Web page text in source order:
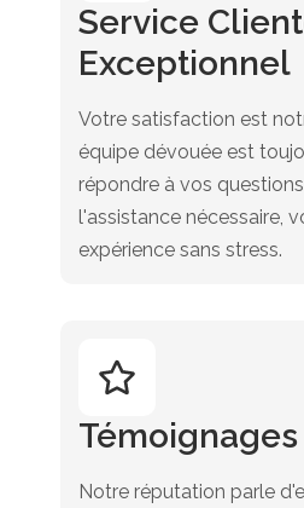
Service
Exceptionnel
Votre satisfaction est
équipe dévouée est
répondre à vos
l'assistance nécessaire,
expérience sans stress.
Notre réputation parle